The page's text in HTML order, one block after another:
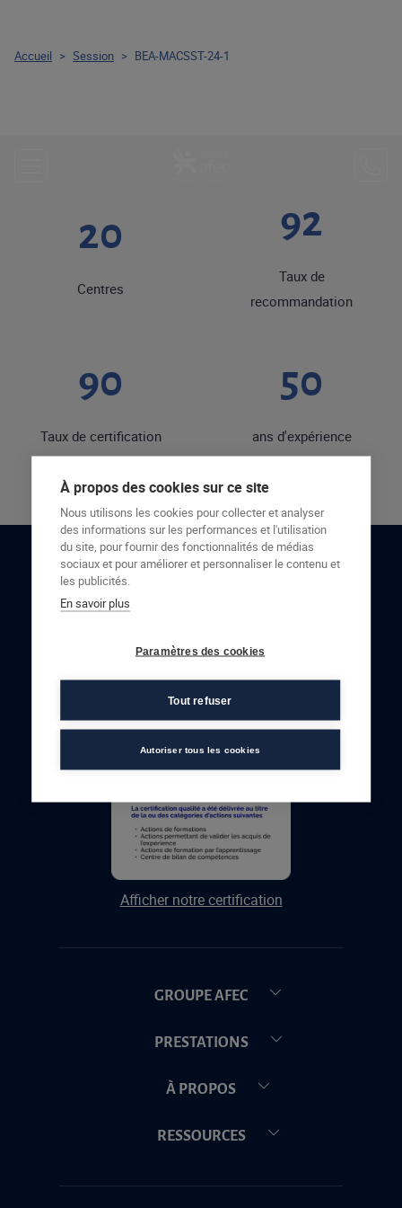
20
Centres
92
Taux de
recommandation
90
Taux de certification
50
ans d'expérience
RESTONS EN CONTACT
Afficher notre certification
GROUPE AFEC
PRESTATIONS
À PROPOS
RESSOURCES
Accueil > Session > BEA-MACSST-24-1
À propos des cookies sur ce site
Nous utilisons les cookies pour collecter et analyser
des informations sur les performances et l'utilisation
du site, pour fournir des fonctionnalités de médias
sociaux et pour améliorer et personnaliser le contenu et
les publicités.
En savoir plus
Paramètres des cookies
Tout refuser
Autoriser tous les cookies